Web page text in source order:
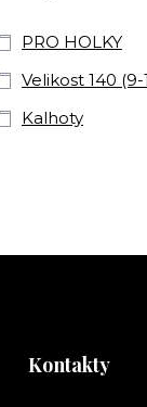
PRO HOLKY
Velikost 140 (9-
Kalhoty
Kontakty